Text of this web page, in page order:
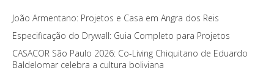
João Armentano: Projetos e Casa em Angra dos Reis
Especificação do Drywall: Guia Completo para Projetos
CASACOR São Paulo 2026: Co-Living Chiquitano de Eduardo
Baldelomar celebra a cultura boliviana